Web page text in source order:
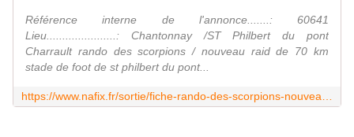
Référence interne de l'annonce.......: 60641
Lieu......................: Chantonnay /ST Philbert du pont
Charrault rando des scorpions / nouveau raid de 70 km
stade de foot de st philbert du pont...